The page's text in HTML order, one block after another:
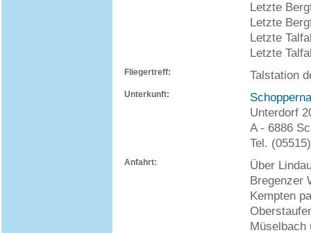
Letzte
Letzte
Letzte
Letzte
Fliegertreff: Talstation
Unterkunft:
Unterdorf
A - 6886
Tel.
Anfahrt:
Über
Bregenzer
Kempten
Müselbach